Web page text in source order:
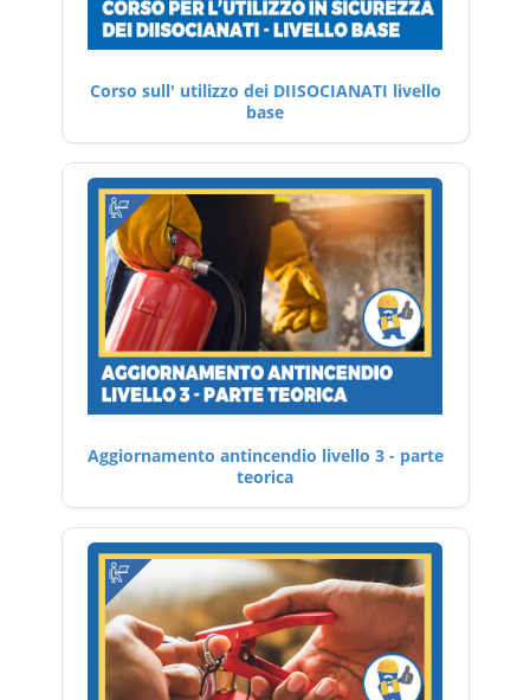
Corso sull' utilizzo dei DIISOCIANATI livello
base
Aggiornamento antincendio livello 3 - parte
teorica